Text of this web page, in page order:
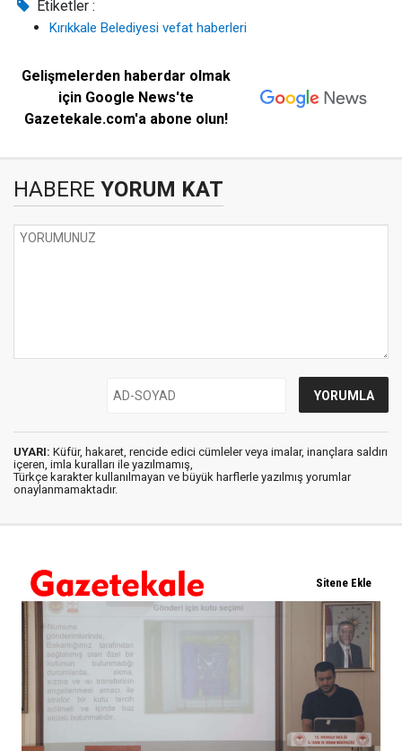
Etiketler :
Kırıkkale Belediyesi vefat haberleri
Gelişmelerden haberdar olmak
için Google News'te
Gazetekale.com'a abone olun!
HABERE YORUM KAT
UYARI: Küfür, hakaret, rencide edici cümleler veya imalar, inançlara saldırı
içeren, imla kuralları ile yazılmamış,
Türkçe karakter kullanılmayan ve büyük harflerle yazılmış yorumlar
onaylanmamaktadır.